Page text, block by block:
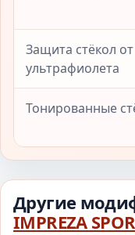
Защита стёкол от
ультрафиолета
Тонированные
Другие
IMPREZA